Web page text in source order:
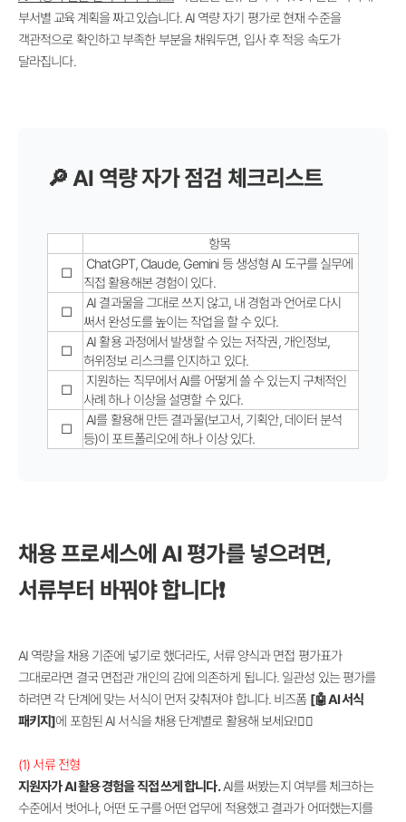
부서별 교육 계획을 짜고 있습니다. AI 역량 자기 평가로 현재 수준을
객관적으로 확인하고 부족한 부분을 채워두면, 입사 후 적응 속도가
달라집니다.
🔎 AI 역량 자가 점검 체크리스트
항목
□
ChatGPT, Claude, Gemini 등 생성형 AI 도구를 실무에
직접 활용해본 경험이 있다.
□
AI 결과물을 그대로 쓰지 않고, 내 경험과 언어로 다시
써서 완성도를 높이는 작업을 할 수 있다.
□
AI 활용 과정에서 발생할 수 있는 저작권, 개인정보,
허위정보 리스크를 인지하고 있다.
□
지원하는 직무에서 AI를 어떻게 쓸 수 있는지 구체적인
사례 하나 이상을 설명할 수 있다.
□
AI를 활용해 만든 결과물(보고서, 기획안, 데이터 분석
등)이 포트폴리오에 하나 이상 있다.
채용 프로세스에 AI 평가를 넣으려면,
서류부터 바꿔야 합니다❗
AI 역량을 채용 기준에 넣기로 했더라도, 서류 양식과 면접 평가표가
그대로라면 결국 면접관 개인의 감에 의존하게 됩니다. 일관성 있는 평가를
하려면 각 단계에 맞는 서식이 먼저 갖춰져야 합니다. 비즈폼 [🤖 AI 서식
패키지]에 포함된 AI 서식을 채용 단계별로 활용해 보세요!🙋‍♀️
(1) 서류 전형
지원자가 AI 활용 경험을 직접 쓰게 합니다. AI를 써봤는지 여부를 체크하는
수준에서 벗어나, 어떤 도구를 어떤 업무에 적용했고 결과가 어떠했는지를